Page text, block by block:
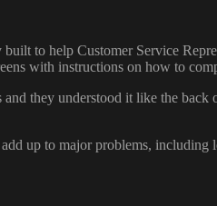
to help Customer Service
with instructions on how to
they understood it like the
up to major problems, including